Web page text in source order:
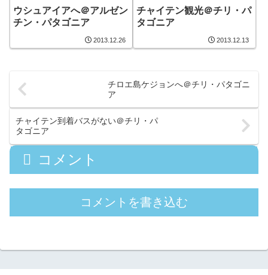
ウシュアイアへ＠アルゼン
チン・パタゴニア
2013.12.26
チャイテン観光＠チリ・パ
タゴニア
2013.12.13
チロエ島ケジョンへ＠チリ・パタゴニ
ア
チャイテン到着バスがない＠チリ・パ
タゴニア
コメント
コメントを書き込む